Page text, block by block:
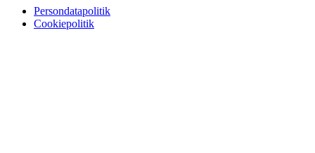
Persondatapolitik
Cookiepolitik